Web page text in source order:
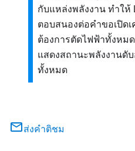
กับแหล่งพลังงาน ทำให้
ตอบสนองต่อคำขอเปิด
ต้องการตัดไฟฟ้าทั้งหมด
แสดงสถานะพลังงานดั
ทั้งหมด
ส่งคำติชม